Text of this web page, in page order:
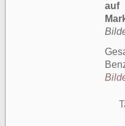
auf